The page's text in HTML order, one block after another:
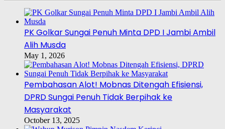
PK Golkar Sungai Penuh Minta DPD I Jambi Ambil
Alih Musda
May 1, 2026
Pembahasan Alot! Mobnas Ditengah Efisiensi,
DPRD Sungai Penuh Tidak Berpihak ke
Masyarakat
October 13, 2025